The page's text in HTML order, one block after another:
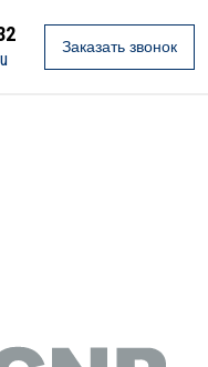
Заказать звонок